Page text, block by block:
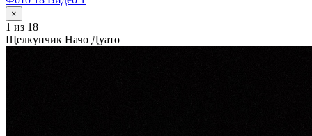
×
1 из 18
Щелкунчик Начо Дуато